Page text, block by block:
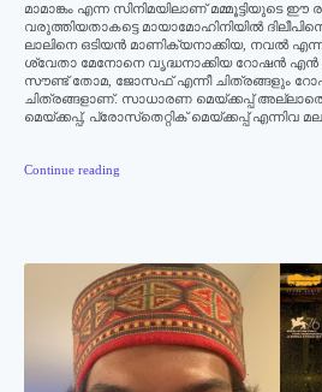
മാമാങ്കം എന്ന സിനിമയിലാണ് മമ്മൂട്ടിയുടെ ഈ
വരുത്തിയതാകട്ടെ മായാമോഹിനിയില്‍
ലാലിനെ ഒടിയന്‍ മാണിക്യനാക്കിയ, നവല്‍
ശ്വേതാ മേനോനെ വൃദ്ധനാക്കിയ റോഷന്‍ എന്‍
സൗണ്ട് തോമ, ജോസഫ് എന്നീ ചിത്രങ്ങളും
ചിത്രങ്ങളാണ്. സാധാരണ മെയ്ക്കപ്പ്
മെയ്ക്കപ്പ്, പ്രോസ്‌തെറ്റിക് മെയ്ക്കപ്പ് എന്നിവ
Continue reading